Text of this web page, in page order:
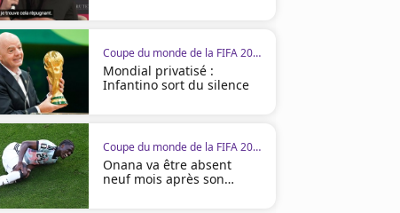
Coupe du monde de la FIFA 2026
Mbappé : "Ce n'est pas l'équipe la
plus forte"
Coupe du monde de la FIFA
groupe épanoui
Coupe du monde de la FIFA 2026
Mondial privatisé :
Infantino sort du silence
Coupe du monde de la FIFA 2026
Onana va être absent
neuf mois après son